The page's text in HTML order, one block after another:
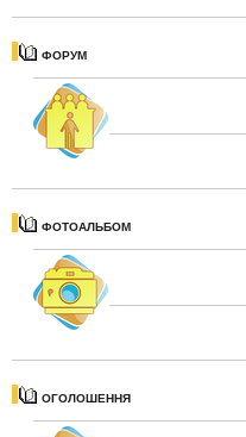
ФОРУМ
ФОТОАЛЬБОМ
ОГОЛОШЕННЯ